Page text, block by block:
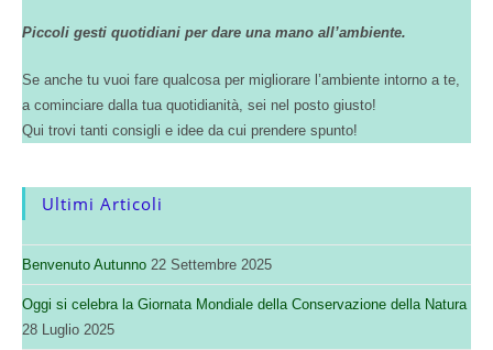
Piccoli gesti quotidiani per dare una mano all’ambiente.
Se anche tu vuoi fare qualcosa per migliorare l’ambiente intorno a te,
a cominciare dalla tua quotidianità, sei nel posto giusto!
Qui trovi tanti consigli e idee da cui prendere spunto!
Ultimi Articoli
Benvenuto Autunno 22 Settembre 2025
Oggi si celebra la Giornata Mondiale della Conservazione della Natura
28 Luglio 2025